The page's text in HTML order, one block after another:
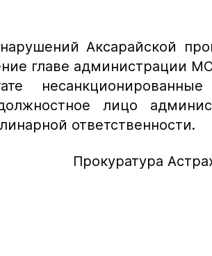
Аксарайской
главе администрации
лицо
ответственности.
Прокуратура